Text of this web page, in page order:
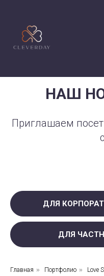
НАШ
Приглашаем
ДЛЯ
ДЛЯ
Главная » Портфолио » Love